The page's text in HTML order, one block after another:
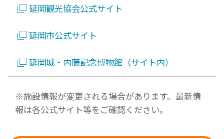
延岡観光協会公式サイト
延岡市公式サイト
延岡城・内藤記念博物館（サイト内）
※施設情報が変更される場合があります。最新情
報は各公式サイト等をご確認ください。